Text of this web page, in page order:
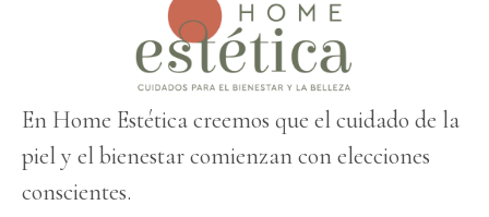
En Home Estética creemos que el cuidado de la
piel y el bienestar comienzan con elecciones
conscientes.